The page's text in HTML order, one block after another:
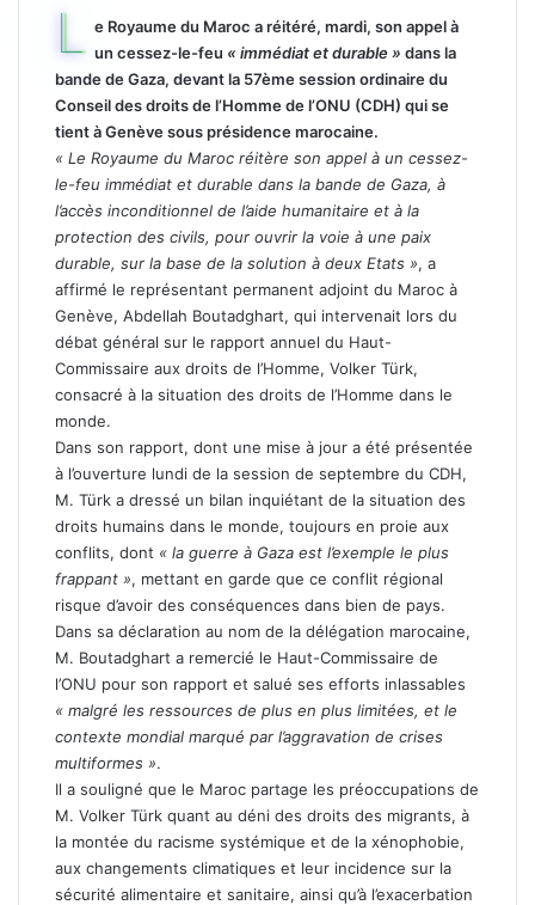
L e Royaume du Maroc a réitéré, mardi, son appel à
un cessez-le-feu « immédiat et durable » dans la
bande de Gaza, devant la 57ème session ordinaire du
Conseil des droits de l’Homme de l’ONU (CDH) qui se
tient à Genève sous présidence marocaine.
« Le Royaume du Maroc réitère son appel à un cessez-
le-feu immédiat et durable dans la bande de Gaza, à
l’accès inconditionnel de l’aide humanitaire et à la
protection des civils, pour ouvrir la voie à une paix
durable, sur la base de la solution à deux Etats », a
affirmé le représentant permanent adjoint du Maroc à
Genève, Abdellah Boutadghart, qui intervenait lors du
débat général sur le rapport annuel du Haut-
Commissaire aux droits de l’Homme, Volker Türk,
consacré à la situation des droits de l’Homme dans le
monde.
Dans son rapport, dont une mise à jour a été présentée
à l’ouverture lundi de la session de septembre du CDH,
M. Türk a dressé un bilan inquiétant de la situation des
droits humains dans le monde, toujours en proie aux
conflits, dont « la guerre à Gaza est l’exemple le plus
frappant », mettant en garde que ce conflit régional
risque d’avoir des conséquences dans bien de pays.
Dans sa déclaration au nom de la délégation marocaine,
M. Boutadghart a remercié le Haut-Commissaire de
l’ONU pour son rapport et salué ses efforts inlassables
« malgré les ressources de plus en plus limitées, et le
contexte mondial marqué par l’aggravation de crises
multiformes ».
Il a souligné que le Maroc partage les préoccupations de
M. Volker Türk quant au déni des droits des migrants, à
la montée du racisme systémique et de la xénophobie,
aux changements climatiques et leur incidence sur la
sécurité alimentaire et sanitaire, ainsi qu’à l’exacerbation